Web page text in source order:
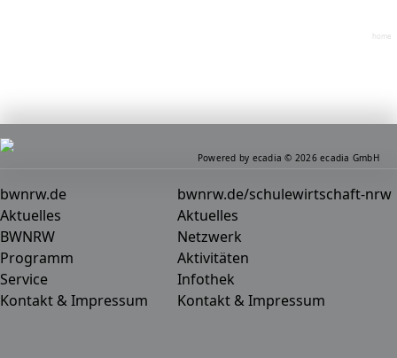
home
bwnrw.de
Aktuelles
BWNRW
Programm
Service
Kontakt & Impressum
bwnrw.de/schulewirtschaft-nrw
Aktuelles
Netzwerk
Aktivitäten
Infothek
Kontakt & Impressum
Powered by ecadia © 2026 ecadia GmbH